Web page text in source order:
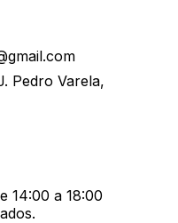
Pedro Varela,
14:00 a 18:00